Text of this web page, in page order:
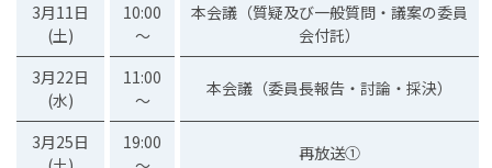
3月11日
(土)
10:00
～
本会議（質疑及び一般質問・議案の委員
会付託）
3月22日
(水)
11:00
～
本会議（委員長報告・討論・採決）
3月25日
19:00
再放送①